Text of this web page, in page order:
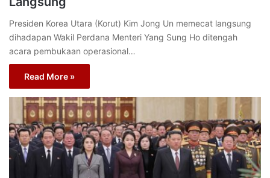
Presiden Korea Utara (Korut) Kim Jong Un memecat langsung
dihadapan Wakil Perdana Menteri Yang Sung Ho ditengah
acara pembukaan operasional…
Read More »